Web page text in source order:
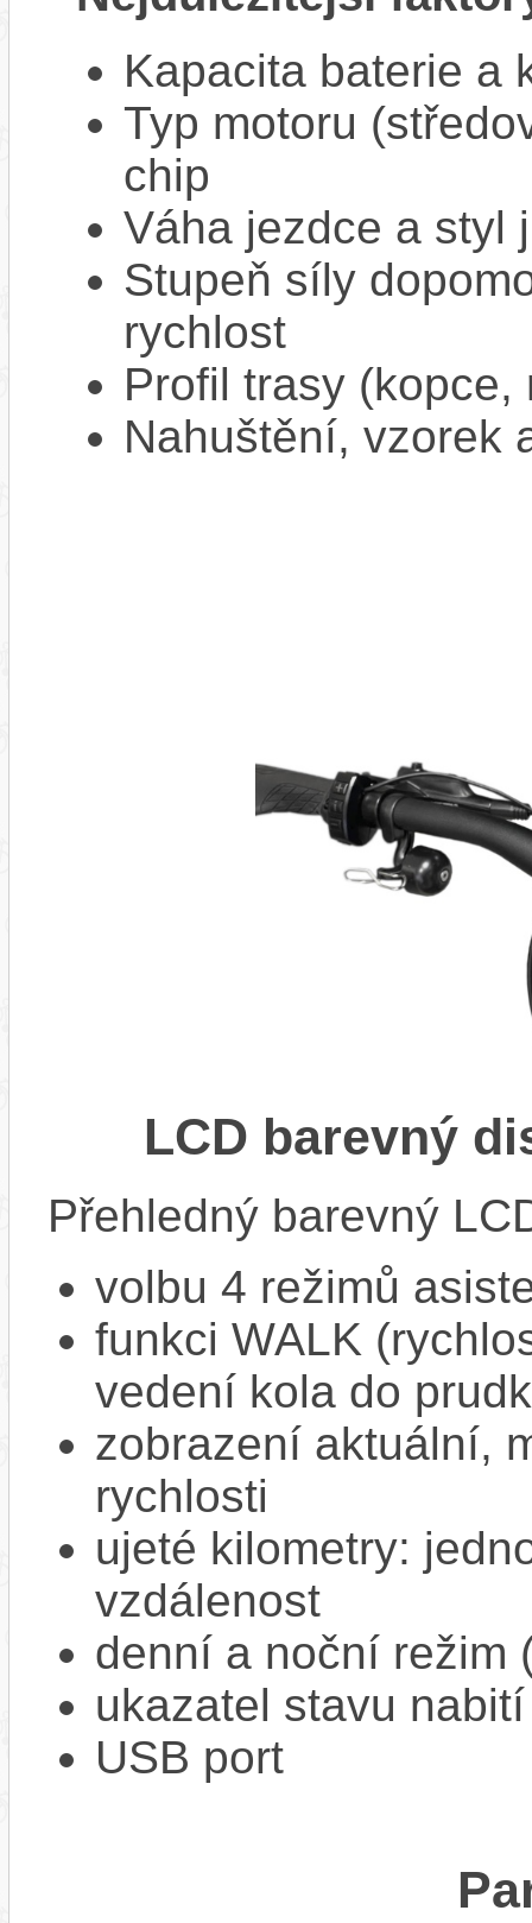
Kapacita baterie a
Typ motoru
chip
Váha jezdce a styl
Stupeň síly
rychlost
Profil trasy
Nahuštění, vzorek
LCD barevný
Přehledný barevný
volbu 4 režimů
funkci WALK
vedení kola do
zobrazení aktuální,
rychlosti
ujeté kilometry:
vzdálenost
denní a noční režim
ukazatel stavu
USB port